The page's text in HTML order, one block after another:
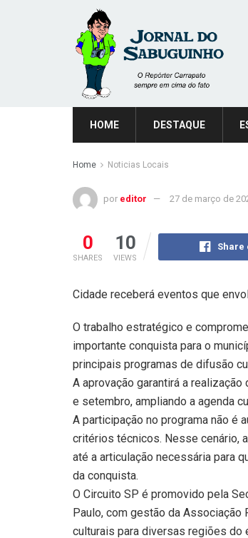
HOME DESTAQUE
Home Noticias Locais
por editor 27 de março de
0
SHARES
10
VIEWS
Share
Cidade receberá eventos que
O trabalho estratégico e
importante conquista para o
principais programas de difusão
A aprovação garantirá a
e setembro, ampliando a agenda
A participação no programa não é
critérios técnicos. Nesse cenário,
até a articulação necessária para
da conquista.
O Circuito SP é promovido pela
Paulo, com gestão da
culturais para diversas regiões do